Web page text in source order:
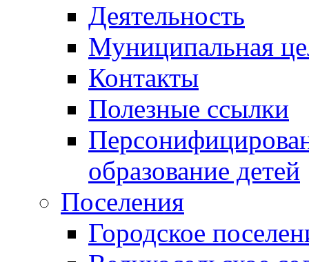
Деятельность
Муниципальная
Контакты
Полезные ссылки
образование детей
Поселения
Городское